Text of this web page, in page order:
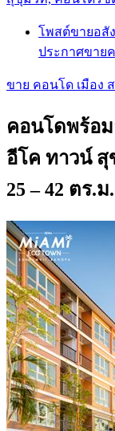
โพสต์ขายอสั
ประกาศขาย
ขาย คอนโด เมือง
คอนโดพร้อม
อีโค ทาวน์ สุ
25 – 42 ตร.ม.